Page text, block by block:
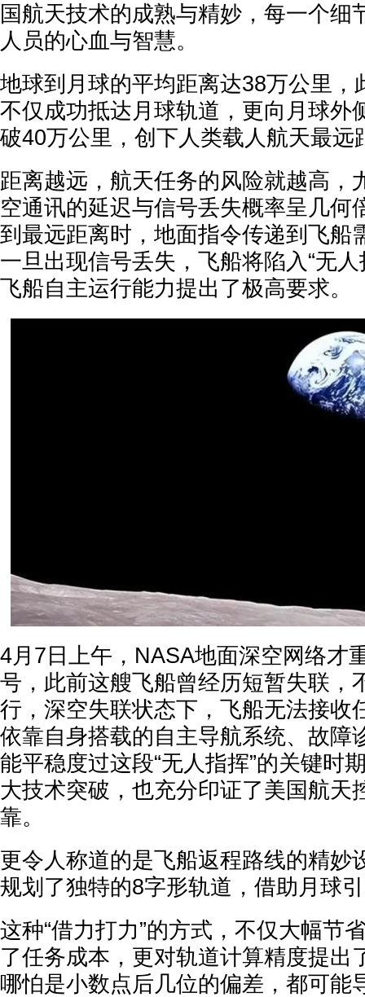
国航天技术的成熟与精妙，每一个细
人员的心血与智慧。
地球到月球的平均距离达38万公里，
不仅成功抵达月球轨道，更向月球外
破40万公里，创下人类载人航天最远
距离越远，航天任务的风险就越高，
空通讯的延迟与信号丢失概率呈几何
到最远距离时，地面指令传递到飞船
一旦出现信号丢失，飞船将陷入“无
飞船自主运行能力提出了极高要求。
4月7日上午，NASA地面深空网络才
号，此前这艘飞船曾经历短暂失联，
行，深空失联状态下，飞船无法接收
依靠自身搭载的自主导航系统、故障
能平稳度过这段“无人指挥”的关键时
大技术突破，也充分印证了美国航天
靠。
更令人称道的是飞船返程路线的精妙
规划了独特的8字形轨道，借助月球
这种“借力打力”的方式，不仅大幅节
了任务成本，更对轨道计算精度提出
哪怕是小数点后几位的偏差，都可能